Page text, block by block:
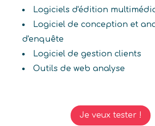
Logiciels d'édition
Logiciel de conception et
d'enquête
Logiciel de gestion clients
Outils de web analyse
Je veux tester !